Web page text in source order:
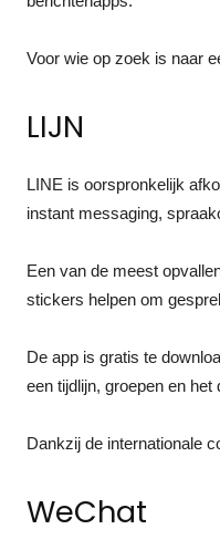
Voor wie op zoek is naar
LIJN
LINE is oorspronkelijk
instant messaging,
Een van de meest
stickers helpen om
De app is gratis te
een tijdlijn, groepen en het
Dankzij de internationale
WeChat